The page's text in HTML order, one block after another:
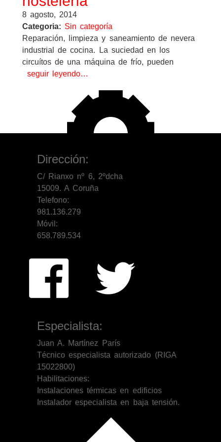
8 agosto, 2014
Categoria: Sin categoría
Reparación, limpieza y saneamiento de nevera
industrial de cocina. La suciedad en los
circuítos de una máquina de frío, pueden
seguir leyendo…
Dirección:
C/ Rianxo nº 6, 2ºdcha
15009. A Coruña
Telefono:
981.136.279
Móvil:
658.789.534
Especialista:
Juan A. Martínez París
Técnico especialista autorizado (RIGA
15022800)
Habilitaciones:
Instalaciones térmicas en edificios
Instalador especialista en baja tensión.